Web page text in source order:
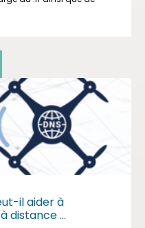
il aider à
distance ...